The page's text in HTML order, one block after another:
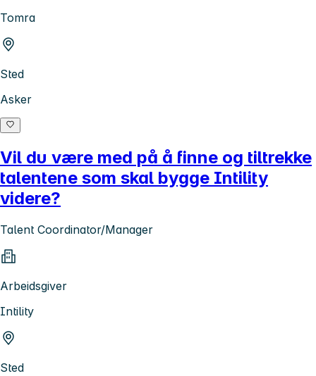
Tomra
Sted
Asker
Vil du være med på å finne og tiltrekke
talentene som skal bygge Intility
videre?
Talent Coordinator/Manager
Arbeidsgiver
Intility
Sted